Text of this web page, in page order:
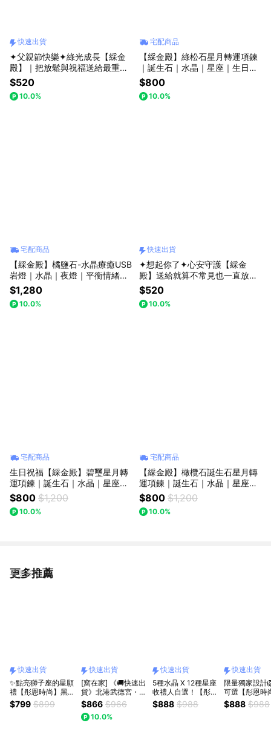
快速出貨
✦父親節快樂✦綠光成長【綵金
殿】｜把放鬆與祝福送給最重要
的你｜快速出貨｜綠螢石 礦石
擺件｜能量淨化｜水晶｜開運小
物｜送禮推薦｜父親節快樂
$520
10.0%
宅配商品
【綵金殿】綠松石星月轉運項鍊
｜誕生石｜水晶｜星座｜生日禮
物｜禮物｜十二月誕生石｜射手
座｜摩羯座
$800
10.0%
宅配商品
【綵金殿】橘鹽石-水晶療癒USB
岩燈｜水晶｜夜燈｜平衡情緒｜
提升正能量｜鹽燈｜禮物｜送禮
｜生日｜生日禮物｜交換禮物
$1,280
10.0%
快速出貨
✦想起你了✦心安守護【綵金
殿】送給就算不常見也一直放在
心上的你｜快速出貨｜擴香石 粉
晶 姻緣 招貴人 療癒小物 香氛 生
日禮物 送禮推薦
$520
10.0%
宅配商品
生日祝福【綵金殿】碧璽星月轉
運項鍊｜誕生石｜水晶｜星座｜
生日禮物｜禮物｜十月誕生石｜
天秤座｜天蠍座
$800 $1,200
10.0%
宅配商品
【綵金殿】橄欖石誕生石星月轉
運項鍊｜誕生石｜水晶｜星座｜
生日禮物｜禮物｜八月誕生石｜
處女座｜獅子座
$800 $1,200
10.0%
更多推薦
看更多
快速出貨
✨點亮獅子座的星願
禮【彤恩時尚】黑骨
幹太陽石🐻水晶熊燈
座組▸處女座 極光超
$799 $899
快速出貨
[窩在家] 《🚚快速出
貨》北港武德宮・虎
爺財路光明小夜燈
🎂 生日禮物｜招財
｜辦公室｜開運納福
$866 $966
10.0%
快速出貨
5種水晶 X 12種星座
收禮人自選！【彤恩
時尚】🐎馬上有錢💡
水晶馬燈座組㊗️獅子
$888 $988
快速出貨
限量獨家設計
可選【彤恩時
子座生日快樂
馬開運禮盒🎁
$888 $988